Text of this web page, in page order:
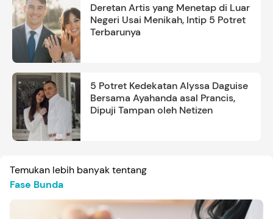
Deretan Artis yang Menetap di Luar
Negeri Usai Menikah, Intip 5 Potret
Terbarunya
5 Potret Kedekatan Alyssa Daguise
Bersama Ayahanda asal Prancis,
Dipuji Tampan oleh Netizen
Temukan lebih banyak tentang
Fase Bunda